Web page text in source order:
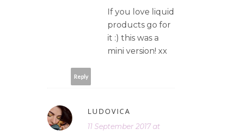
If you love liquid
products go for
it :) this was a
mini version! xx
Reply
LUDOVICA
11 September 2017 at